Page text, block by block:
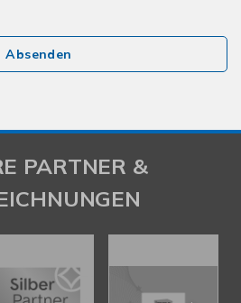
Absenden
PARTNER &